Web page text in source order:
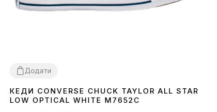
Додати
36373839 40 41424344
КЕДИ CONVERSE CHUCK TAYLOR ALL STAR
LOW OPTICAL WHITE M7652C